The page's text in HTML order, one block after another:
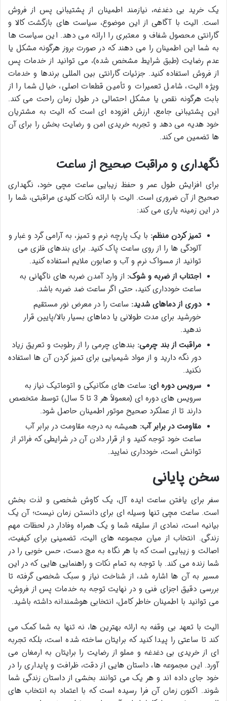
یک خرید بی دغدغه، نیازمند اطمینان از پشتیبانی پس از فروش
است. الیت با آگاهی از این موضوع، سیاست های بازگشت کالا و
گارانتی محصول شفاف و معتبری را ارائه می دهد. این سیاست ها
به شما این اطمینان را می دهند که در صورت بروز هرگونه مشکل یا
عدم رضایت (طبق شرایط مشخص شده)، می توانید از خدمات پس
از فروش استفاده کنید. جزئیات گارانتی بین المللی برندها و خدمات
ویژه الیت، شامل تعمیرات و تأمین قطعات اصلی، خیال شما را از
بابت هرگونه نقص یا مشکل احتمالی در طول زمان راحت می کند.
این پشتیبانی جامع، ارزش افزوده ای است که الیت به مشتریان
خود هدیه می دهد و تجربه خریدی امن و رضایت بخش را برای آن
ها تضمین می کند.
نگهداری و مراقبت صحیح از ساعت
برای افزایش طول عمر و حفظ زیبایی ساعت مچی خود، نگهداری
صحیح از آن ضروری است. الیت با ارائه نکات کلیدی مراقبتی، شما را
در این زمینه یاری می کند:
تمیز کردن منظم: با یک پارچه نرم و تمیز، به آرامی گرد و غبار و
آلودگی ها را از روی ساعت پاک کنید. برای بندهای فلزی می
توانید از مسواک نرم و آب و صابون ملایم استفاده کنید.
اجتناب از ضربه و شوک: از وارد آمدن ضربه های ناگهانی به
ساعت خودداری کنید، حتی اگر ساعت ضد ضربه باشد.
دوری از دماهای شدید: ساعت را در معرض نور مستقیم
خورشید برای مدت طولانی یا دماهای بسیار بالا/پایین قرار
ندهید.
مراقبت از بند چرمی: بندهای چرمی را از رطوبت و تعریق زیاد
دور نگه دارید و از مواد شیمیایی برای تمیز کردن آن ها استفاده
نکنید.
سرویس دوره ای: ساعت های مکانیکی و اتوماتیک نیاز به
سرویس های دوره ای (معمولاً هر 3 تا 5 سال) توسط متخصص
دارند تا از عملکرد صحیح موتور اطمینان حاصل شود.
مقاومت در برابر آب: همیشه به درجه مقاومت در برابر آب
ساعت خود توجه کنید و از قرار دادن آن در شرایطی که فراتر از
توانش است، خودداری نمایید.
سخن پایانی
سفر برای یافتن ساعت ایده آل، یک کاوش شخصی و لذت بخش
است. ساعت مچی تنها وسیله ای برای دانستن زمان نیست؛ آن یک
بیانیه است، نمادی از سلیقه شما و یک همراه وفادار در لحظات مهم
زندگی. انتخاب از میان مجموعه های الیت، تضمینی برای کیفیت،
اصالت و زیبایی است که با هر نگاه به مچ دست، حس خوبی را در
شما زنده می کند. با توجه به تمام نکات و راهنمایی هایی که در این
مسیر به آن ها اشاره شد، از شناخت نیاز و سبک شخصی گرفته تا
بررسی دقیق اجزای فنی و در نهایت توجه به خدمات پس از فروش،
می توانید با اطمینان خاطر کامل، انتخابی هوشمندانه داشته باشید.
الیت با تعهد بی وقفه به ارائه بهترین ها، نه تنها به شما کمک می
کند تا ساعتی را پیدا کنید که برایتان ساخته شده است، بلکه تجربه
ای از خریدی بی دغدغه و مملو از رضایت را برایتان به ارمغان می
آورد. این مجموعه ها، داستان هایی از دقت، ظرافت و پایداری را در
خود جای داده اند و هر یک می توانند بخشی از داستان زندگی شما
شوند. اکنون زمان آن فرا رسیده است که با اعتماد به انتخاب های